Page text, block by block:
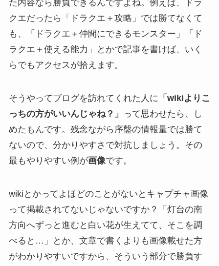
た内容なら勝負できるんですよね。例えば、ドラ
クエだったら「ドラクエ＋攻略」では勝てなくて
も、「ドラクエ＋仲間にできるモンスター」「ド
ラクエ＋使える能力」とかで記事を書けば、いく
らでもアクセスが拾えます。
そうやってブログを訪れてくれた人に 「wikiよりこ
っちの方がいいんじゃね？」 って思わせたら、し
めたもんです。残念ながら序盤の情報量では勝て
ないので、分かりやすさで対抗しましょう。その
最もやりやすい例が画像です。
wikiとかってよほどのことがないとキャプチャ画像
って掲載されてないじゃないですか？「灯台の南
方向へずっと進むと白い花が生えてて、そこを調
べると…」とか、文章で書くよりも画像載せた方
がわかりやすいですから、そういう部分で勝負す